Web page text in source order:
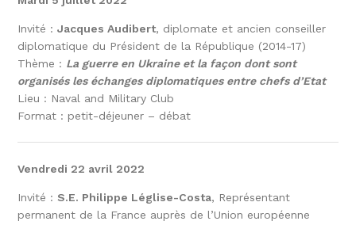
Invité :Jacques Audibert, diplomate et ancien conseiller
diplomatique du Président de la République (2014-17)
Thème : La guerre en Ukraine et la façon dont sont
organisés les échanges diplomatiques entre chefs d’Etat
Lieu : Naval and Military Club
Format : petit-déjeuner – débat
Vendredi 22 avril 2022
Invité :S.E. Philippe Léglise-Costa, Représentant
permanent de la France auprès de l’Union européenne